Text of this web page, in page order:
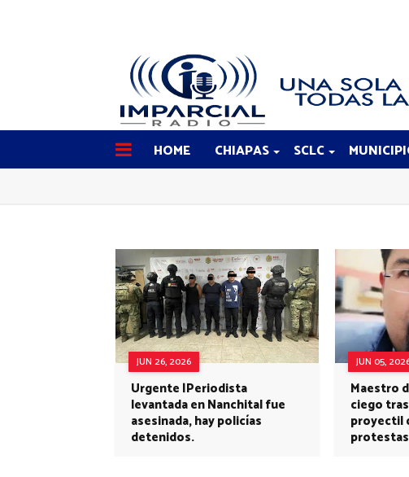
HOME CHIAPAS SCLC
JUN 26, 2026
Urgente |Periodista
levantada en Nanchital fue
asesinada, hay policías
detenidos.
JUN 05,
Maestro
ciego
proyectil
protestas